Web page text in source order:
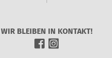
WIR BLEIBEN IN KONTAKT!